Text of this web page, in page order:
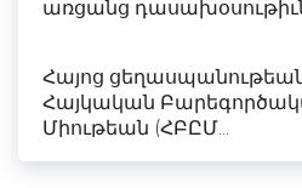
առցանց
Հայոց ցեղասպանութեան
Հայկական
Միութեան (ՀԲԸՄ...